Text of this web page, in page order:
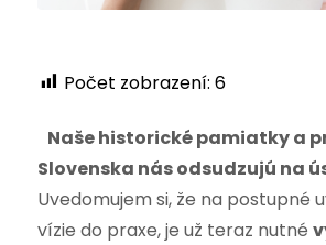
Počet zobrazení: 6
Naše historické pamiatky a
Slovenska nás odsudzujú na
Uvedomujem si, že na postupné
vízie do praxe, je už teraz nutné